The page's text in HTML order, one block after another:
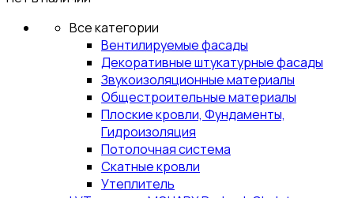
Все категории
Вентилируемые фасады
Декоративные штукатурные фасады
Звукоизоляционные материалы
Общестроительные материалы
Плоские кровли, Фундаменты,
Гидроизоляция
Потолочная система
Скатные кровли
Утеплитель